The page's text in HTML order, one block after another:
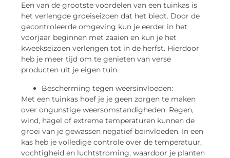
Een van de grootste voordelen van een tuinkas is
het verlengde groeiseizoen dat het biedt. Door de
gecontroleerde omgeving kun je eerder in het
voorjaar beginnen met zaaien en kun je het
kweekseizoen verlengen tot in de herfst. Hierdoor
heb je meer tijd om te genieten van verse
producten uit je eigen tuin.
Bescherming tegen weersinvloeden:
Met een tuinkas hoef je je geen zorgen te maken
over ongunstige weersomstandigheden. Regen,
wind, hagel of extreme temperaturen kunnen de
groei van je gewassen negatief beïnvloeden. In een
kas heb je volledige controle over de temperatuur,
vochtigheid en luchtstroming, waardoor je planten